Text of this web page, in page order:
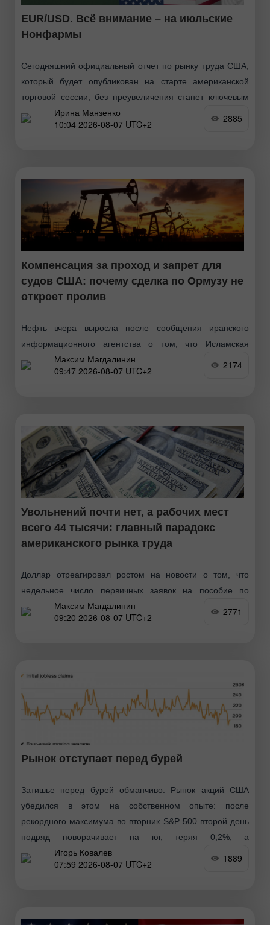
EUR/USD. Всё внимание – на июльские
Нонфармы
Сегодняшний официальный отчет по рынку труда США,
который будет опубликован на старте американской
торговой сессии, без преувеличения станет ключевым
макроэкономическим событием недели, и, вероятно,
всего августа. По значимости для eur/usd
Ирина Манзенко
10:04 2026-08-07 UTC+2
2885
Компенсация за проход и запрет для
судов США: почему сделка по Ормузу не
откроет пролив
Нефть вчера выросла после сообщения иранского
информационного агентства о том, что Исламская
Республика нанесла удары по враждебным целям в
Ормузском проливе. Эти движения последовали за
Максим Магдалинин
09:47 2026-08-07 UTC+2
2174
Увольнений почти нет, а рабочих мест
всего 44 тысячи: главный парадокс
американского рынка труда
Доллар отреагировал ростом на новости о том, что
недельное число первичных заявок на пособие по
безработице в США составило 199 000. Показатель
предыдущей недели был пересмотрен вверх на 1000
Максим Магдалинин
09:20 2026-08-07 UTC+2
2771
Рынок отступает перед бурей
Затишье перед бурей обманчиво. Рынок акций США
убедился в этом на собственном опыте: после
рекордного максимума во вторник S&P 500 второй день
подряд поворачивает на юг, теряя 0,2%, а
технологичныйИгорь Ковалев
07:59 2026-08-07 UTC+2
1889